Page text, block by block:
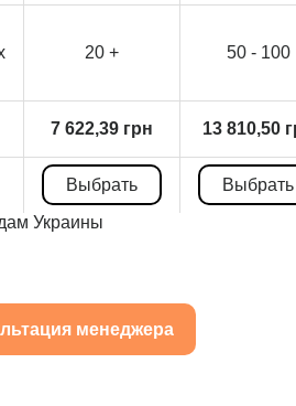
20 + 50 - 100
7 622,39 грн 13 810,50
Выбрать
Выбрать
Украины
менеджера